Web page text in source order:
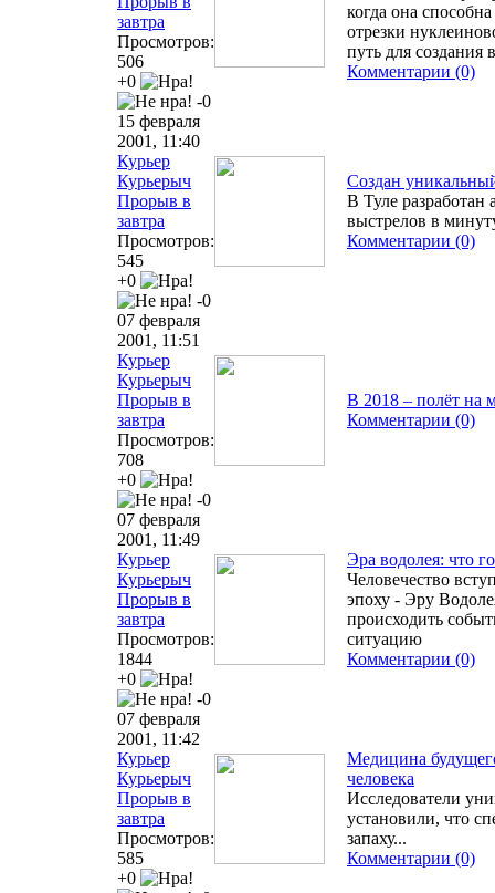
завтра
Просмотров:
506
+0
-0
когда она
отрезки
путь для создания
Комментарии (0)
15 февраля
2001, 11:40
Курьер
Курьерыч
Прорыв в
завтра
Просмотров:
545
+0
-0
Создан
В Туле разработан
выстрелов в
Комментарии (0)
07 февраля
2001, 11:51
Курьер
Курьерыч
Прорыв в
завтра
Просмотров:
708
+0
-0
В 2018 – полёт на
Комментарии (0)
07 февраля
2001, 11:49
Курьер
Курьерыч
Прорыв в
завтра
Просмотров:
1844
+0
-0
Эра водолея: что
Человечество
эпоху - Эру
происходить
ситуацию
Комментарии (0)
07 февраля
2001, 11:42
Курьер
Курьерыч
Прорыв в
завтра
Просмотров:
585
+0
Медицина
человека
Исследователи
установили, что
запаху...
Комментарии (0)